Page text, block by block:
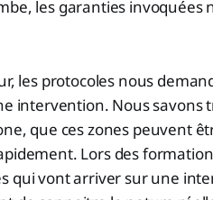
les garanties
les protocoles nous
intervention. Nous savons
que ces zones peuvent
Lors des
qui vont arriver sur une